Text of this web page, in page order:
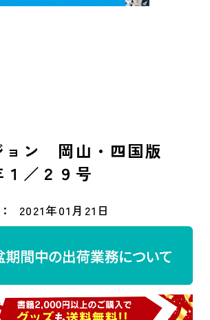
ョン 岡山・四国版
１／２９号
2021年01月21日